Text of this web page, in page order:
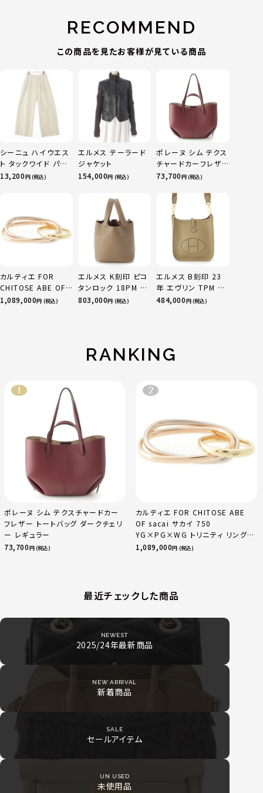
RECOMMEND
この商品を見たお客様が見ている商品
シーニュ ハイウエス
ト タックワイド パン
ツ ボトムス オフホワ
13,200円 (税込)
エルメス テーラード
ジャケット
154,000円 (税込)
ポレーヌ シム テクス
チャードカーフレザ
ー トートバッグ ダー
73,700円 (税込)
カルティエ FOR
CHITOSE ABE OF
sacai サカイ 750
1,089,000円 (税込)
エルメス K刻印 ピコ
タンロック 18PM ト
リヨン ハンドバッグ
803,000円 (税込)
エルメス B刻印 23
年 エヴリン TPM 16
アマゾン トリヨンク
484,000円 (税込)
RANKING
ポレーヌ シム テクスチャードカー
フレザー トートバッグ ダークチェリ
ー レギュラー
73,700円 (税込)
カルティエ FOR CHITOSE ABE
OF sacai サカイ 750
YG×PG×WG トリニティ リング
指輪 マルチカラー 50 51 52
1,089,000円 (税込)
最近チェックした商品
NEWEST
2025/24年最新商品
NEW ARRIVAL
新着商品
SALE
セールアイテム
UN USED
未使用品